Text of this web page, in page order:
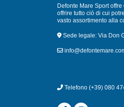
Defonte Mare Sport
offrire tutto ciò di cui
vasto assortimento alla
Sede legale: Via Don
Telefono (+39) 080